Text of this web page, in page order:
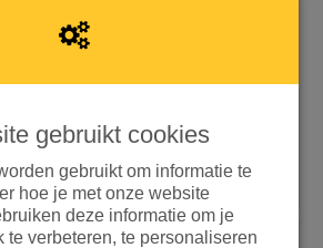
iDEAL | Wero
opties
gebruikt cookies
gebruikt om informatie te
hoe je met onze website
deze informatie om je
te verbeteren, te personaliseren